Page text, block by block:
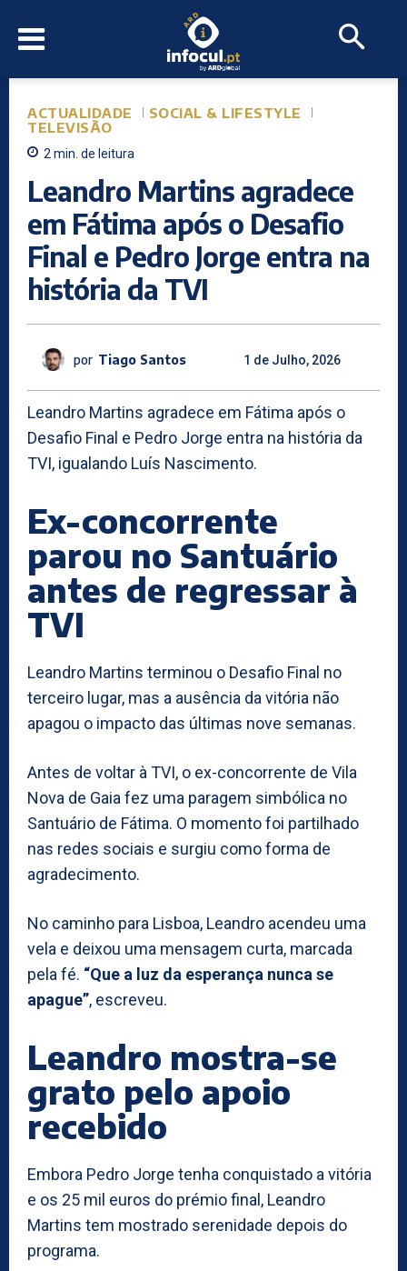
ACTUALIDADE
SOCIAL & LIFESTYLE
TELEVISÃO
2min. de leitura
Leandro Martins agradece
em Fátima após o Desafio
Final e Pedro Jorge entra na
história da TVI
por Tiago Santos 1 de Julho, 2026
Leandro Martins agradece em Fátima após o
Desafio Final e Pedro Jorge entra na história da
TVI, igualando Luís Nascimento.
Ex-concorrente
parou no Santuário
antes de regressar à
TVI
Leandro Martins terminou o Desafio Final no
terceiro lugar, mas a ausência da vitória não
apagou o impacto das últimas nove semanas.
Antes de voltar à TVI, o ex-concorrente de Vila
Nova de Gaia fez uma paragem simbólica no
Santuário de Fátima. O momento foi partilhado
nas redes sociais e surgiu como forma de
agradecimento.
No caminho para Lisboa, Leandro acendeu uma
vela e deixou uma mensagem curta, marcada
pela fé. “Que a luz da esperança nunca se
apague”, escreveu.
Leandro mostra-se
grato pelo apoio
recebido
Embora Pedro Jorge tenha conquistado a vitória
e os 25 mil euros do prémio final, Leandro
Martins tem mostrado serenidade depois do
programa.